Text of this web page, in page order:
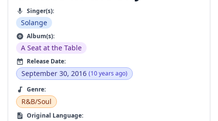
Singer(s):
Solange
Album(s):
A Seat at the Table
Release Date:
September 30, 2016 (10 years ago)
Genre:
R&B/Soul
Original Language: